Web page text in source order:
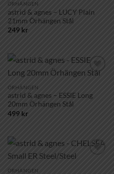
ÖRHÄNGEN
astrid & agnes – LUCY Plain
21mm Örhängen Stål
249 kr
Lägg till i
ÖRHÄNGEN
astrid & agnes – ESSIE Long
20mm Örhängen Stål
499 kr
ÖRHÄNGEN